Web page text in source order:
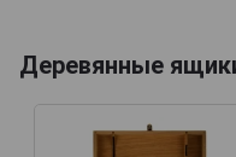
Деревянные